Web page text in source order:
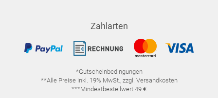
Zahlarten
*Gutscheinbedingungen
**Alle Preise inkl. 19% MwSt., zzgl. Versandkosten
***Mindestbestellwert 49 €